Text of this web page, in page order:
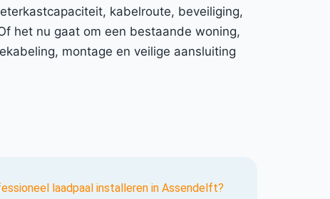
kabelroute, beveiliging,
het nu gaat om een bestaande woning,
montage en veilige aansluiting
laadpaal installeren in Assendelft?